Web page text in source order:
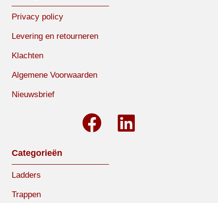
Privacy policy
Levering en retourneren
Klachten
Algemene Voorwaarden
Nieuwsbrief
Categorieën
Ladders
Trappen